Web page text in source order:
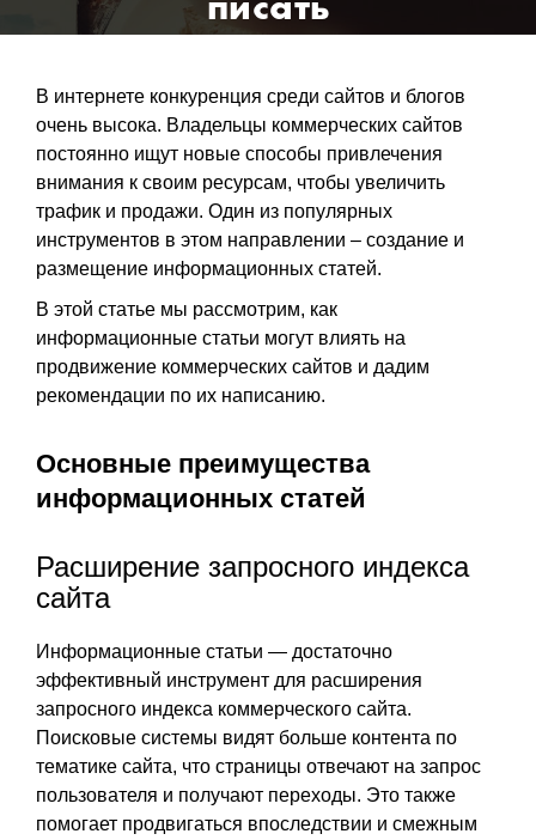
писать
В интернете конкуренция среди сайтов и блогов
очень высока. Владельцы коммерческих сайтов
постоянно ищут новые способы привлечения
внимания к своим ресурсам, чтобы увеличить
трафик и продажи. Один из популярных
инструментов в этом направлении – создание и
размещение информационных статей.
В этой статье мы рассмотрим, как
информационные статьи могут влиять на
продвижение коммерческих сайтов и дадим
рекомендации по их написанию.
Основные преимущества
информационных статей
Расширение запросного индекса
сайта
Информационные статьи — достаточно
эффективный инструмент для расширения
запросного индекса коммерческого сайта.
Поисковые системы видят больше контента по
тематике сайта, что страницы отвечают на запрос
пользователя и получают переходы. Это также
помогает продвигаться впоследствии и смежным